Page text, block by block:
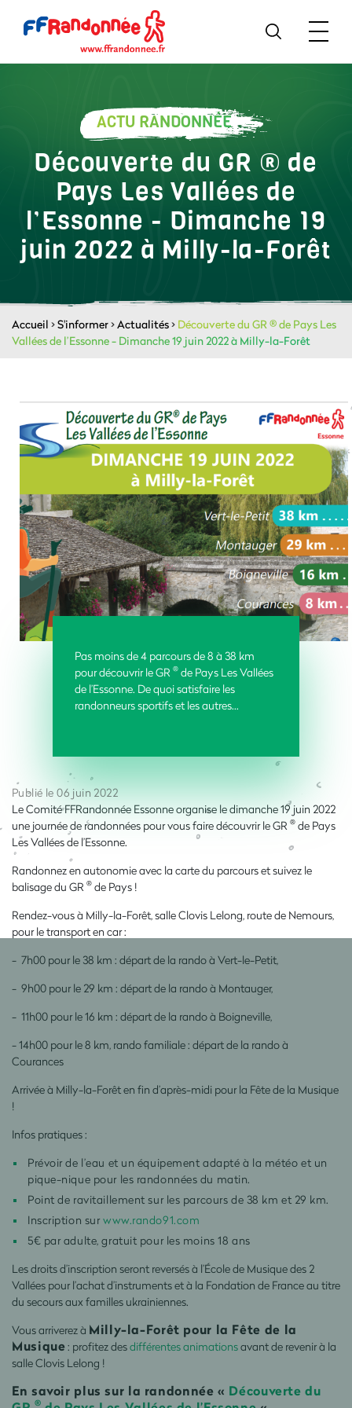
ACTU RANDONNÉE
Découverte du GR ® de
Pays Les Vallées de
l’Essonne - Dimanche 19
juin 2022 à Milly-la-Forêt
Accueil >S'informer>Actualités> Découverte du GR ® de Pays Les
Vallées de l’Essonne - Dimanche 19 juin 2022 à Milly-la-Forêt
Pas moins de 4 parcours de 8 à 38 km
pour découvrir le GR® de Pays Les Vallées
de l’Essonne. De quoi satisfaire les
randonneurs sportifs et les autres…
Publié le 06 juin 2022
Le Comité FFRandonnée Essonne organise le dimanche 19 juin 2022
une journée de randonnées pour vous faire découvrir le GR ® de Pays
Les Vallées de l’Essonne.
Randonnez en autonomie avec la carte du parcours et suivez le
balisage du GR ® de Pays !
Rendez-vous à Milly-la-Forêt, salle Clovis Lelong, route de Nemours,
pour le transport en car :
- 7h00 pour le 38 km : départ de la rando à Vert-le-Petit,
- 9h00 pour le 29 km : départ de la rando à Montauger,
- 11h00 pour le 16 km : départ de la rando à Boigneville,
- 14h00 pour le 8 km, rando familiale : départ de la rando à
Courances
Arrivée à Milly-la-Forêt en fin d’après-midi pour la Fête de la Musique
!
Infos pratiques :
Prévoir de l’eau et un équipement adapté à la météo et un
pique-nique pour les randonnées du matin.
Point de ravitaillement sur les parcours de 38 km et 29 km.
Inscription sur www.rando91.com
5€ par adulte, gratuit pour les moins 18 ans
Les droits d’inscription seront reversés à l’École de Musique des 2
Vallées pour l’achat d’instruments et à la Fondation de France au titre
du secours aux familles ukrainiennes.
Vous arriverez à Milly-la-Forêt pour la Fête de la
Musique: profitez desdifférentes animationsavant de revenir à la
salle Clovis Lelong !
En savoir plus sur la randonnée « Découverte du
®